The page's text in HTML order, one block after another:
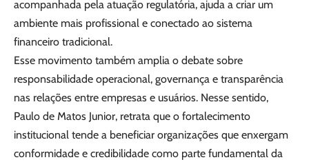
acompanhada pela atuação regulatória, ajuda a criar um
ambiente mais profissional e conectado ao sistema
financeiro tradicional.
Esse movimento também amplia o debate sobre
responsabilidade operacional, governança e transparência
nas relações entre empresas e usuários. Nesse sentido,
Paulo de Matos Junior, retrata que o fortalecimento
institucional tende a beneficiar organizações que enxergam
conformidade e credibilidade como parte fundamental da